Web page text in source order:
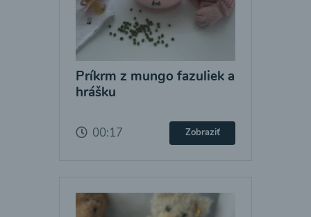
Príkrm z mungo fazuliek a
hrášku
00:17 Zobraziť